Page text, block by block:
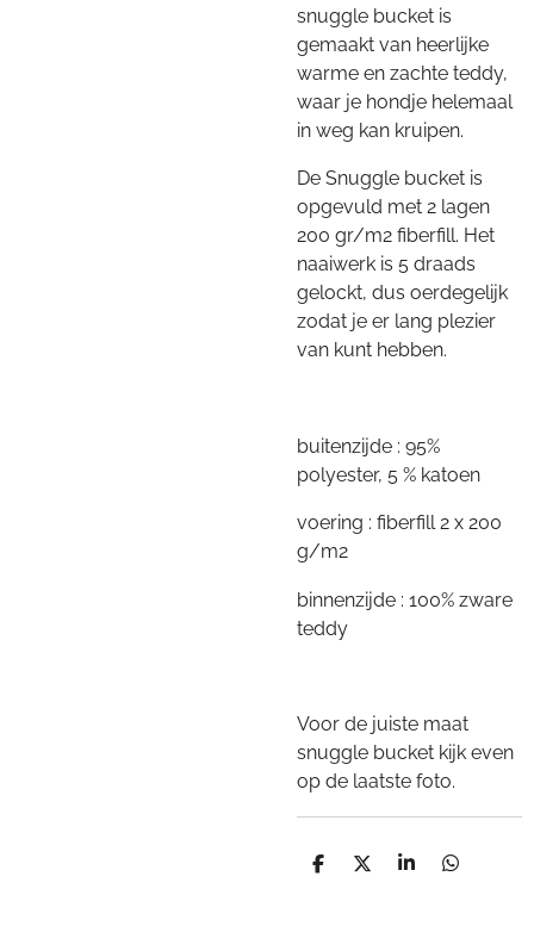
snuggle bucket is
gemaakt van heerlijke
warme en zachte teddy,
waar je hondje helemaal
in weg kan kruipen.
De Snuggle bucket is
opgevuld met 2 lagen
200 gr/m2 fiberfill. Het
naaiwerk is 5 draads
gelockt, dus oerdegelijk
zodat je er lang plezier
van kunt hebben.
buitenzijde : 95%
polyester, 5 % katoen
voering : fiberfill 2 x 200
g/m2
binnenzijde : 100% zware
teddy
Voor de juiste maat
snuggle bucket kijk even
op de laatste foto.
D
D
S
D